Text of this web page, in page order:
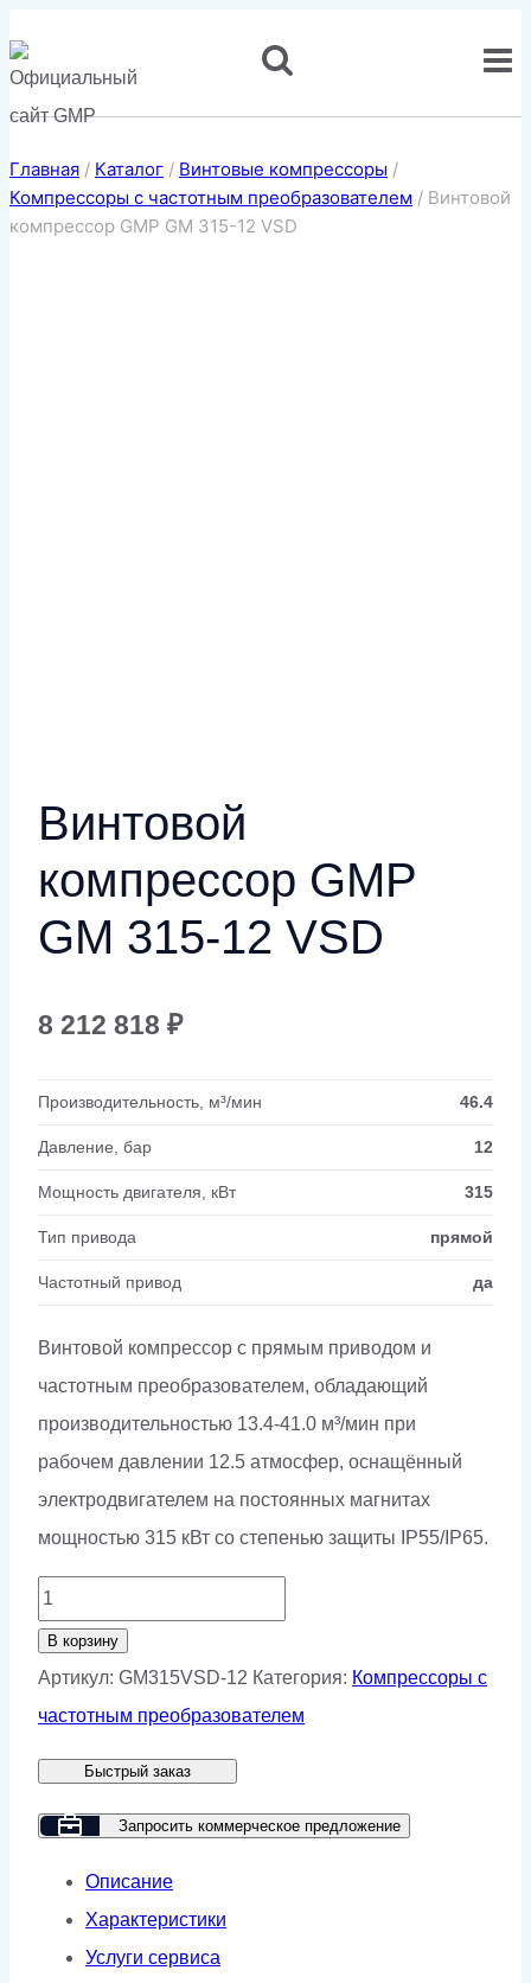
к
содержимому
Главная / Каталог / Винтовые компрессоры /
Компрессоры с частотным преобразователем / Винтовой
компрессор GMP GM 315-12 VSD
Винтовой
компрессор GMP
GM 315-12 VSD
8 212 818 ₽
Производительность, м³/мин 46.4
Давление, бар 12
Мощность двигателя, кВт 315
Тип привода прямой
Частотный привод да
Винтовой компрессор с прямым приводом и
частотным преобразователем, обладающий
производительностью 13.4-41.0 м³/мин при
рабочем давлении 12.5 атмосфер, оснащённый
электродвигателем на постоянных магнитах
мощностью 315 кВт со степенью защиты IP55/IP65.
Количество
товара
Винтовой
компрессор
GM
315-
В корзину
Артикул: GM315VSD-12 Категория: Компрессоры с
частотным преобразователем
Быстрый заказ
Запросить коммерческое предложение
Описание
Характеристики
Услуги сервиса